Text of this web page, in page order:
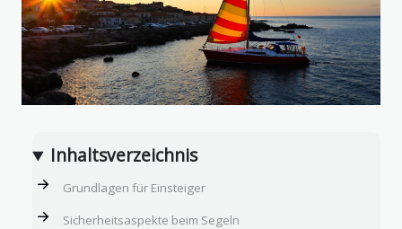
Inhaltsverzeichnis
Grundlagen für Einsteiger
Sicherheitsaspekte beim Segeln